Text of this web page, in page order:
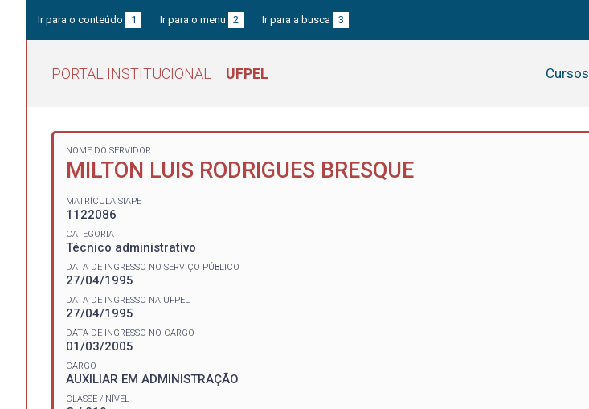
Ir para o conteúdo 1 Ir para o menu 2 Ir para a busca 3
PORTAL INSTITUCIONAL UFPEL Cursos
NOME DO SERVIDOR
MILTON LUIS RODRIGUES BRESQUE
MATRÍCULA SIAPE
1122086
CATEGORIA
Técnico administrativo
DATA DE INGRESSO NO SERVIÇO PÚBLICO
27/04/1995
DATA DE INGRESSO NA UFPEL
27/04/1995
DATA DE INGRESSO NO CARGO
01/03/2005
CARGO
AUXILIAR EM ADMINISTRAÇÃO
CLASSE / NÍVEL